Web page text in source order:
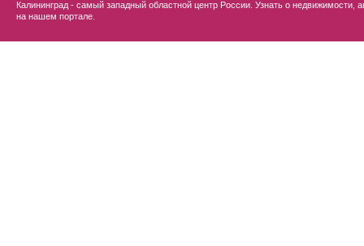
Калининград - самый западный областной центр России. Узнать о недвижимости,
на нашем портале.